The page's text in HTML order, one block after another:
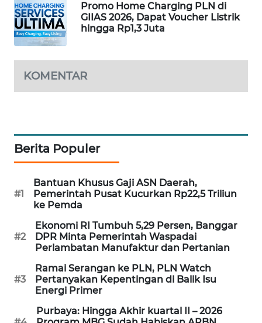
Promo Home Charging PLN di
GIIAS 2026, Dapat Voucher Listrik
hingga Rp1,3 Juta
KOMENTAR
Berita Populer
#1
Bantuan Khusus Gaji ASN Daerah,
Pemerintah Pusat Kucurkan Rp22,5 Triliun
ke Pemda
#2
Ekonomi RI Tumbuh 5,29 Persen, Banggar
DPR Minta Pemerintah Waspadai
Perlambatan Manufaktur dan Pertanian
#3
Ramai Serangan ke PLN, PLN Watch
Pertanyakan Kepentingan di Balik Isu
Energi Primer
Purbaya: Hingga Akhir kuartal II – 2026
METRO
MEDAN
KRT
NEWS
KARING
NEWS
JURNAL
MARITIM
HUMBANG
NEWS
GARONGGANG